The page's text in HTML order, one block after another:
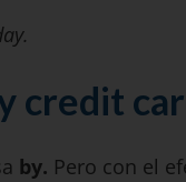
credit
by. Pero con el